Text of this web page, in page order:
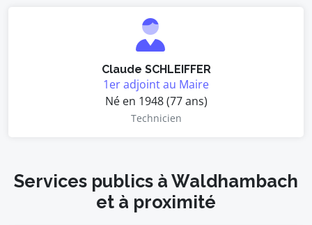
Claude SCHLEIFFER
1er adjoint au Maire
Né en 1948 (77 ans)
Technicien
Services publics à Waldhambach
et à proximité